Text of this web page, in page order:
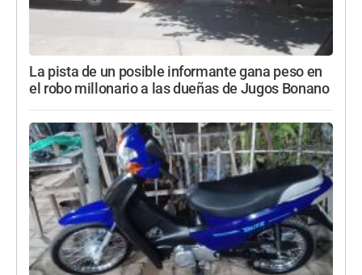
La pista de un posible informante gana peso en
el robo millonario a las dueñas de Jugos Bonano